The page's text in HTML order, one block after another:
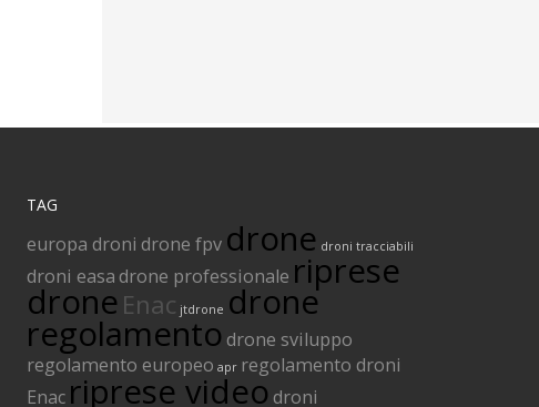
TAG
europa droni drone fpv drone droni tracciabili
droni easadrone professionale riprese
drone Enac jtdrone drone
regolamento drone sviluppo
regolamento europeo apr regolamento droni
Enac riprese video droni